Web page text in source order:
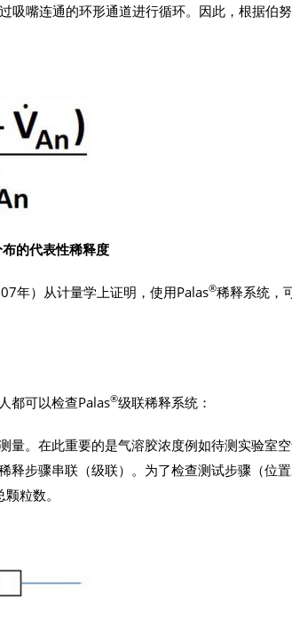
吸嘴连通的环形通道进行循环。因此，根据伯
的代表性稀释度
年）从计量学上证明，使用Palas®稀释系统，
都可以检查Palas®级联稀释系统：
量。在此重要的是气溶胶浓度例如待测实验室
释步骤串联（级联）。为了检查测试步骤（位
粒数。